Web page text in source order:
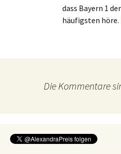
dass Bayern 1
häufigsten höre.
Die Kommentare